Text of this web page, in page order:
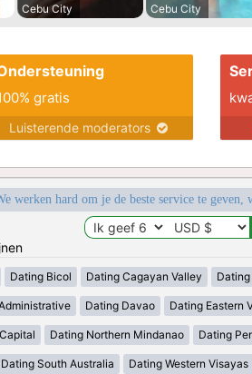
Cebu City
Cebu City
gratis
Luisterende moderators
werken hard om je de beste service te geven,
Dating Bicol Dating Cagayan Valley
Dating Davao Dating Eastern
Dating Northern Mindanao Dating
Dating South Australia Dating Western Visayas